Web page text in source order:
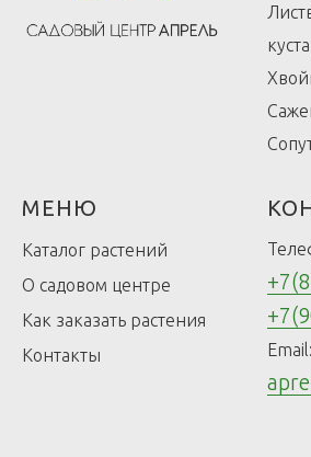
МЕНЮ
Каталог растений
О садовом центре
Как заказать растения
Контакты
Email: